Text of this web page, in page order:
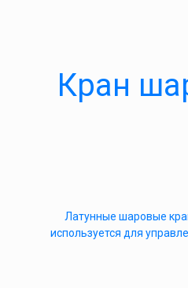
Кран
Латунные шаровые
используется для